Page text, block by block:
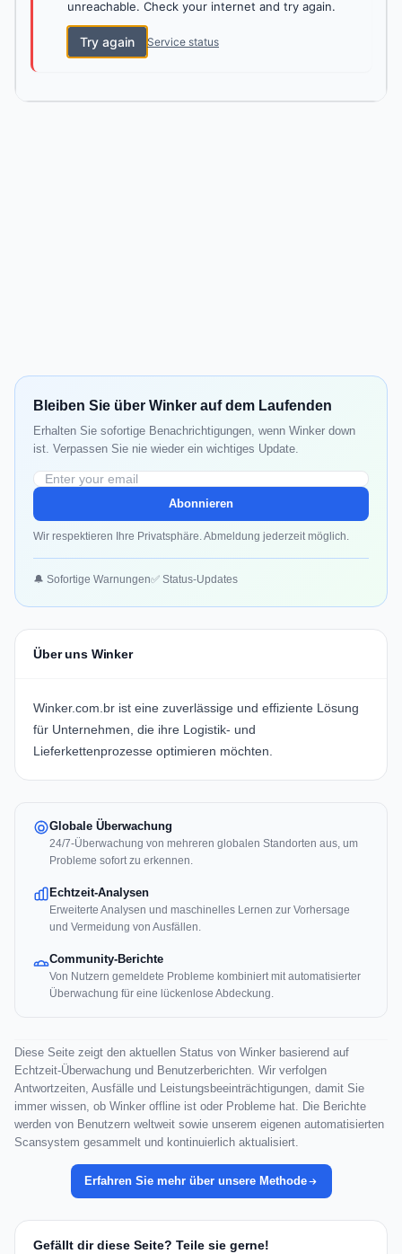
unreachable. Check your internet and try again.
Try again Service status
Bleiben Sie über Winker auf dem Laufenden
Erhalten Sie sofortige Benachrichtigungen, wenn Winker down
ist. Verpassen Sie nie wieder ein wichtiges Update.
Abonnieren
Wir respektieren Ihre Privatsphäre. Abmeldung jederzeit möglich.
🔔 Sofortige Warnungen✅ Status-Updates
Über uns Winker
Winker.com.br ist eine zuverlässige und effiziente Lösung
für Unternehmen, die ihre Logistik- und
Lieferkettenprozesse optimieren möchten.
Globale Überwachung
24/7-Überwachung von mehreren globalen Standorten aus, um
Probleme sofort zu erkennen.
Echtzeit-Analysen
Erweiterte Analysen und maschinelles Lernen zur Vorhersage
und Vermeidung von Ausfällen.
Community-Berichte
Von Nutzern gemeldete Probleme kombiniert mit automatisierter
Überwachung für eine lückenlose Abdeckung.
Diese Seite zeigt den aktuellen Status von Winker basierend auf
Echtzeit-Überwachung und Benutzerberichten. Wir verfolgen
Antwortzeiten, Ausfälle und Leistungsbeeinträchtigungen, damit Sie
immer wissen, ob Winker offline ist oder Probleme hat. Die Berichte
werden von Benutzern weltweit sowie unserem eigenen automatisierten
Scansystem gesammelt und kontinuierlich aktualisiert.
Erfahren Sie mehr über unsere Methode
Gefällt dir diese Seite? Teile sie gerne!